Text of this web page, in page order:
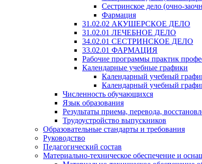
Сестринское дело (очно-
Фармация
31.02.02 АКУШЕРСКОЕ ДЕЛО
31.02.01 ЛЕЧЕБНОЕ ДЕЛО
34.02.01 СЕСТРИНСКОЕ ДЕЛО
33.02.01 ФАРМАЦИЯ
Рабочие программы практик
Календарные учебные графики
Календарный учебный
Календарный учебный
Численность обучающихся
Язык образования
Результаты приема, перевода,
Трудоустройство выпускников
Образовательные стандарты и требования
Руководство
Педагогический состав
Материально-техническое обеспечение и